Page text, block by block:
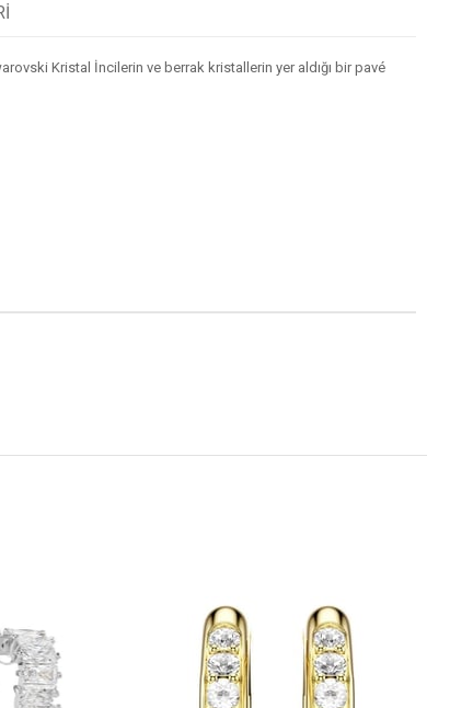
Kristal İncilerin ve berrak kristallerin yer aldığı bir pavé